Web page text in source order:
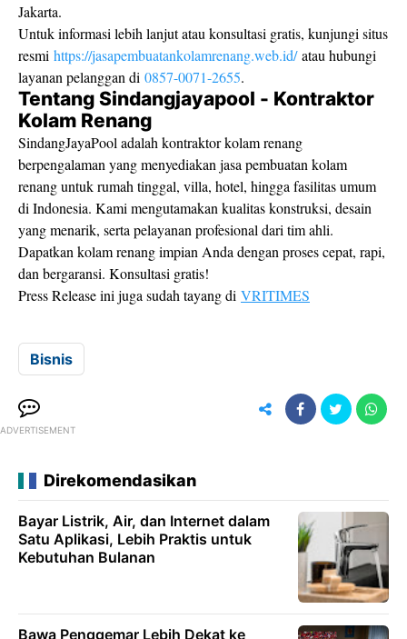
Jakarta.
Untuk informasi lebih lanjut atau konsultasi gratis, kunjungi situs
resmi https://jasapembuatankolamrenang.web.id/atau hubungi
layanan pelanggan di 0857-0071-2655.
Tentang Sindangjayapool - Kontraktor
Kolam Renang
SindangJayaPool adalah kontraktor kolam renang
berpengalaman yang menyediakan jasa pembuatan kolam
renang untuk rumah tinggal, villa, hotel, hingga fasilitas umum
di Indonesia. Kami mengutamakan kualitas konstruksi, desain
yang menarik, serta pelayanan profesional dari tim ahli.
Dapatkan kolam renang impian Anda dengan proses cepat, rapi,
dan bergaransi. Konsultasi gratis!
Press Release ini juga sudah tayang di VRITIMES
Bisnis
ADVERTISEMENT
Direkomendasikan
Bayar Listrik, Air, dan Internet dalam
Satu Aplikasi, Lebih Praktis untuk
Kebutuhan Bulanan
Bawa Penggemar Lebih Dekat ke